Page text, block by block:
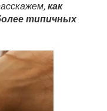
как
типичных